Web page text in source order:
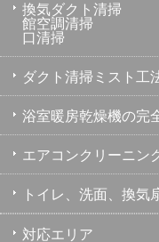
換気ダクト清掃
館空調清掃 浴
口清掃
ダクト清掃ミスト工
浴室暖房乾燥機の完
エアコンクリーニン
トイレ、洗面、換気
対応エリア